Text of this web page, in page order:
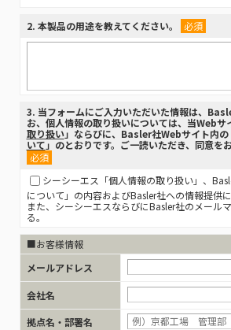
2. 本製品の用途を教えてください。 必須
3. 当フォームにご入力いただいた情報は、
お、個人情報の取り扱いについては、当Webサ
取り扱い」ならびに、Basler社Webサイト内の
いて 」のとおりです。ご一読いただき、同意を
必須
シーシーエス「個人情報の取り扱い」、
について」の内容およびBasler社への情報提供に
また、シーシーエスならびにBasler社のメール
る。
■お客様情報
メールアドレス
会社名
拠点名・部署名